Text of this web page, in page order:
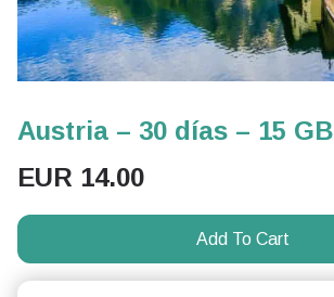
Austria – 30 días – 15 GB
EUR 14.00
Add To Cart